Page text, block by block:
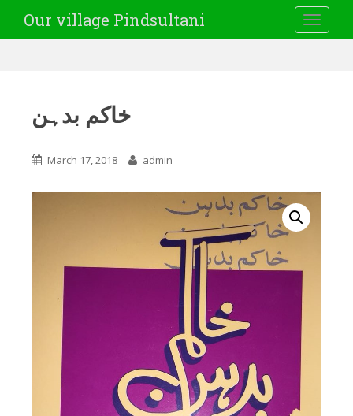
Our village Pindsultani
خاکم بدہن
March 17, 2018 admin